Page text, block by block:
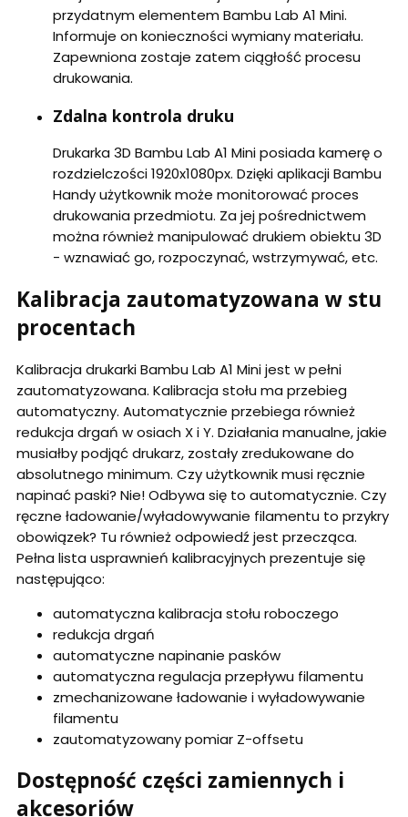
przydatnym elementem Bambu Lab A1 Mini.
Informuje on konieczności wymiany materiału.
Zapewniona zostaje zatem ciągłość procesu
drukowania.
Zdalna kontrola druku
Drukarka 3D Bambu Lab A1 Mini posiada kamerę o
rozdzielczości 1920x1080px. Dzięki aplikacji Bambu
Handy użytkownik może monitorować proces
drukowania przedmiotu. Za jej pośrednictwem
można również manipulować drukiem obiektu 3D
- wznawiać go, rozpoczynać, wstrzymywać, etc.
Kalibracja zautomatyzowana w stu
procentach
Kalibracja drukarki Bambu Lab A1 Mini jest w pełni
zautomatyzowana. Kalibracja stołu ma przebieg
automatyczny. Automatycznie przebiega również
redukcja drgań w osiach X i Y. Działania manualne, jakie
musiałby podjąć drukarz, zostały zredukowane do
absolutnego minimum. Czy użytkownik musi ręcznie
napinać paski? Nie! Odbywa się to automatycznie. Czy
ręczne ładowanie/wyładowywanie filamentu to przykry
obowiązek? Tu również odpowiedź jest przecząca.
Pełna lista usprawnień kalibracyjnych prezentuje się
następująco:
automatyczna kalibracja stołu roboczego
redukcja drgań
automatyczne napinanie pasków
automatyczna regulacja przepływu filamentu
zmechanizowane ładowanie i wyładowywanie
filamentu
zautomatyzowany pomiar Z-offsetu
Dostępność części zamiennych i
akcesoriów